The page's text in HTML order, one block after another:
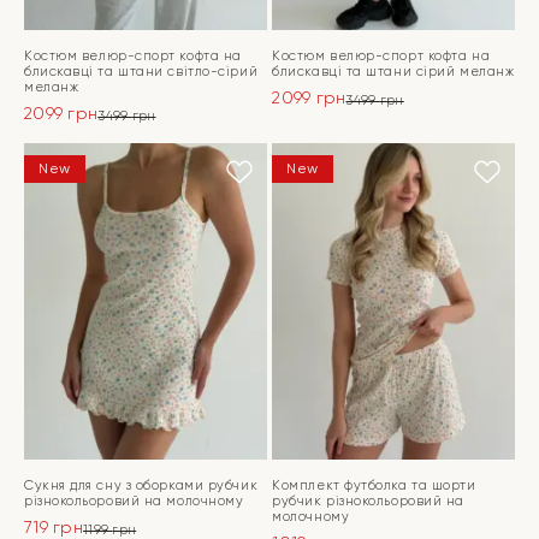
Костюм велюр-спорт кофта на
блискавці та штани світло-сірий
меланж
3499грн
ціна:
3499 грн.
2099 грн
ціна:
2099 грн.
ПЕРЕЙТИ
Костюм велюр-спорт кофта на
блискавці та штани сірий меланж
3499грн
3499 грн.
2099 грн
2099 грн.
ПЕРЕЙТИ
New
Сукня для сну з оборками рубчик
різнокольоровий на молочному
1199грн
719 грн
New
Комплект футболка та шорти
рубчик різнокольоровий на
молочному